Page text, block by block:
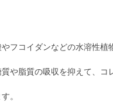
フコイダンなどの水溶性植
や脂質の吸収を抑えて、コ
。